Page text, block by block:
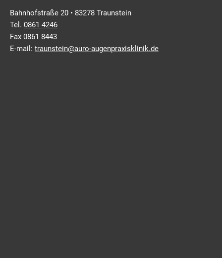
Bahnhofstraße 20 • 83278 Traunstein
Tel. 0861 4246
Fax 0861 8443
E-mail: traunstein@auro-augenpraxisklinik.de